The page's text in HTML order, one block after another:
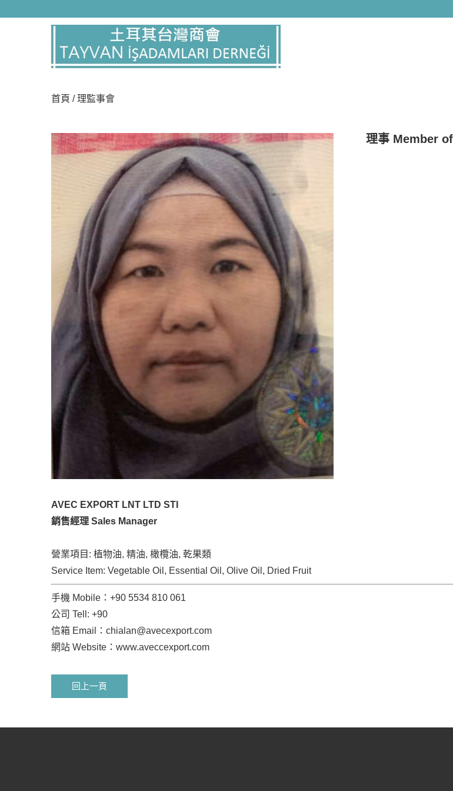
責任的態度來提供顧客最完善的服務，就是我們一貫堅持的原則。我們竭力為客戶提最好的服務，讓客戶在
際行的行動提供完整的服務方案，並致力於維護品質，為提高客戶滿意度而努力。我們重視客戶的需求及意
品質與競爭力，以達到客戶滿意的最終目標。您的信賴是我們最大的動力，本公司一直以來皆以提供顧客最
業精神，秉持著穩健的經營理念，並充分展現企業最佳執行力。我們擁有堅持專業經營的理念，秉持顧客至
秉持實事求是、精益求精的精神，不斷追求進步,自設立以來秉持「滿足客戶、追求卓越」的理念，朝向技
健的步伐，秉持著「創新、超越、利潤、同享」的經營理念，對外持續開創企業經營空間；對內致力於追求
首頁 / 理監事會
理事 Member
AVEC EXPORT LNT LTD STI
銷售經理 Sales Manager
營業項目: 植物油, 精油, 橄欖油, 乾果類
Service Item: Vegetable Oil, Essential Oil, Olive Oil, Dried Fruit
手機 Mobile：+90 5534 810 061
公司 Tell: +90
信箱 Email： chialan@avecexport.com
網站 Website：www.aveccexport.com
回上一頁